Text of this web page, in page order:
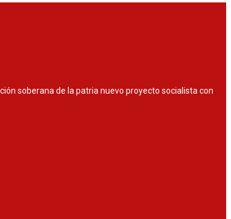
soberana de la patria nuevo proyecto socialista con